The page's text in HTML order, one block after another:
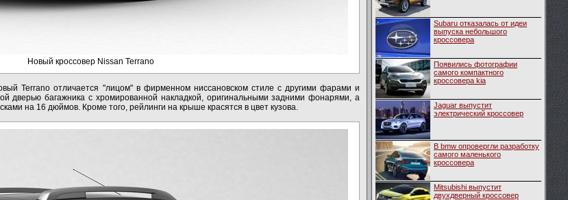
Новый кроссовер Nissan Terrano
Terrano отличается "лицом" в фирменном ниссановском стиле с другими фарами и
дверью багажника с хромированной накладкой, оригинальными задними фонарями, а
на 16 дюймов. Кроме того, рейлинги на крыше красятся в цвет кузова.
Subaru отказалась от идеи
выпуска небольшого
кроссовера
Появились фотографии
самого компактного
кроссовера kia
Jaguar выпустит
электрический кроссовер
В bmw опровергли разработку
самого маленького
кроссовера
Mitsubishi выпустит
двухдверный кроссовер